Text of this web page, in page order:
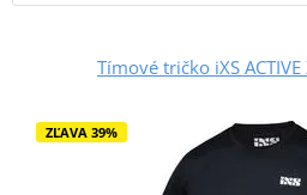
Tímové tričko iXS
ZĽAVA 39%